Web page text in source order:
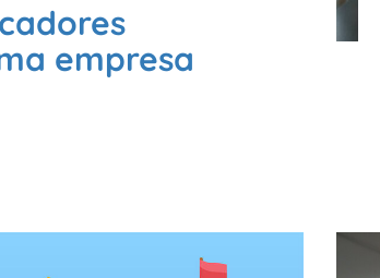
empresa